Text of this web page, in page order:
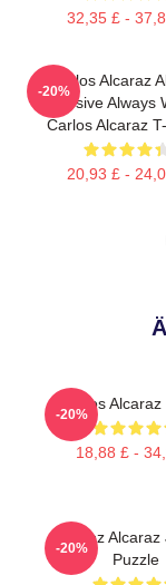
32,35 £ -
Carlos Alcaraz
Explosive Always
Carlos Alcaraz
20,93 £ -
-20%
Carlos
18,88 £ -
-20%
Carloz
Puzzle
-20%